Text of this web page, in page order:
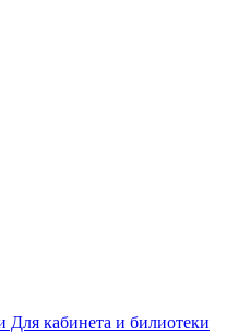
Для кабинета и билиотеки